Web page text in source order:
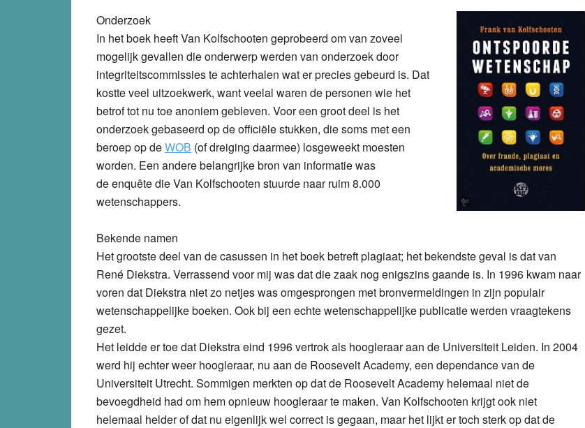
Onderzoek
In het boek heeft Van Kolfschooten geprobeerd om van zoveel
mogelijk gevallen die onderwerp werden van onderzoek door
integriteitscommissies te achterhalen wat er precies gebeurd is. Dat
kostte veel uitzoekwerk, want veelal waren de personen wie het
betrof tot nu toe anoniem gebleven. Voor een groot deel is het
onderzoek gebaseerd op de officiële stukken, die soms met een
beroep op deWOB (of dreiging daarmee) losgeweekt moesten
worden. Een andere belangrijke bron van informatie was
de enquête die Van Kolfschooten stuurde naar ruim 8.000
wetenschappers.
Bekende namen
Het grootste deel van de casussen in het boek betreft plagiaat; het bekendste geval is dat van
René Diekstra. Verrassend voor mij was dat die zaak nog enigszins gaande is. In 1996 kwam naar
voren dat Diekstra niet zo netjes was omgesprongen met bronvermeldingen in zijn populair
wetenschappelijke boeken. Ook bij een echte wetenschappelijke publicatie werden vraagtekens
gezet.
Het leidde er toe dat Diekstra eind 1996 vertrok als hoogleraar aan de Universiteit Leiden. In 2004
werd hij echter weer hoogleraar, nu aan de Roosevelt Academy, een dependance van de
Universiteit Utrecht. Sommigen merkten op dat de Roosevelt Academy helemaal niet de
bevoegdheid had om hem opnieuw hoogleraar te maken. Van Kolfschooten krijgt ook niet
helemaal helder of dat nu eigenlijk wel correct is gegaan, maar het lijkt er toch sterk op dat de